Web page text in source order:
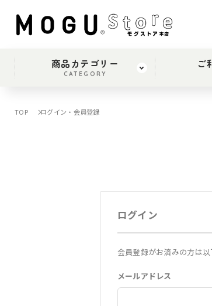
商品カテゴリー
CATEGORY
ご
TOP ログイン・会員登録
ログイン
会員登録がお済みの方は以
メールアドレス